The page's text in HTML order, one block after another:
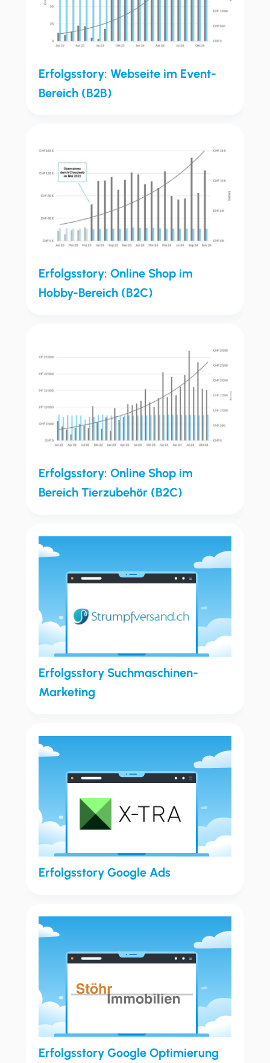
Erfolgsstory: Webseite im Event-
Bereich (B2B)
Erfolgsstory: Online Shop im
Hobby-Bereich (B2C)
Erfolgsstory: Online Shop im
Bereich Tierzubehör (B2C)
Erfolgsstory Suchmaschinen-
Marketing
Erfolgsstory Google Ads
Erfolgsstory Google Optimierung